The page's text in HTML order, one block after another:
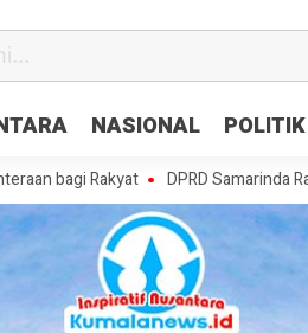
NASIONAL POLITIK
Rakyat DPRD Samarinda